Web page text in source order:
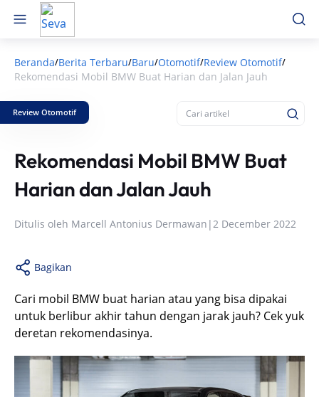
Beranda/Berita Terbaru/Baru/Otomotif/Review Otomotif/
Rekomendasi Mobil BMW Buat Harian dan Jalan Jauh
Review Otomotif
Rekomendasi Mobil BMW Buat
Harian dan Jalan Jauh
Ditulis oleh Marcell Antonius Dermawan |2 December 2022
Bagikan
Cari mobil BMW buat harian atau yang bisa dipakai
untuk berlibur akhir tahun dengan jarak jauh? Cek yuk
deretan rekomendasinya.